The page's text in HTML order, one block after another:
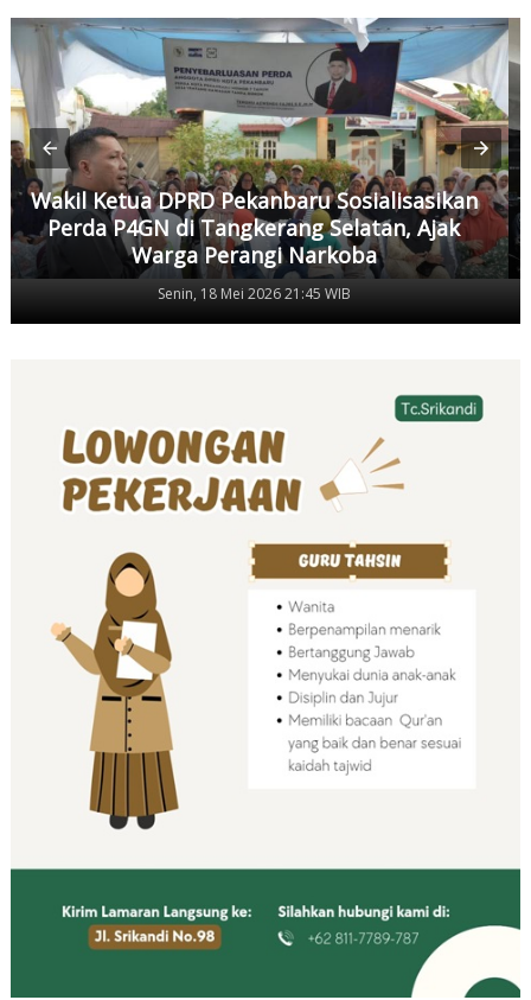
Wakil Ketua DPRD Pekanbaru Sosialisasikan
Perda P4GN di Tangkerang Selatan, Ajak
Warga Perangi Narkoba
Senin, 18 Mei 2026 21:45 WIB